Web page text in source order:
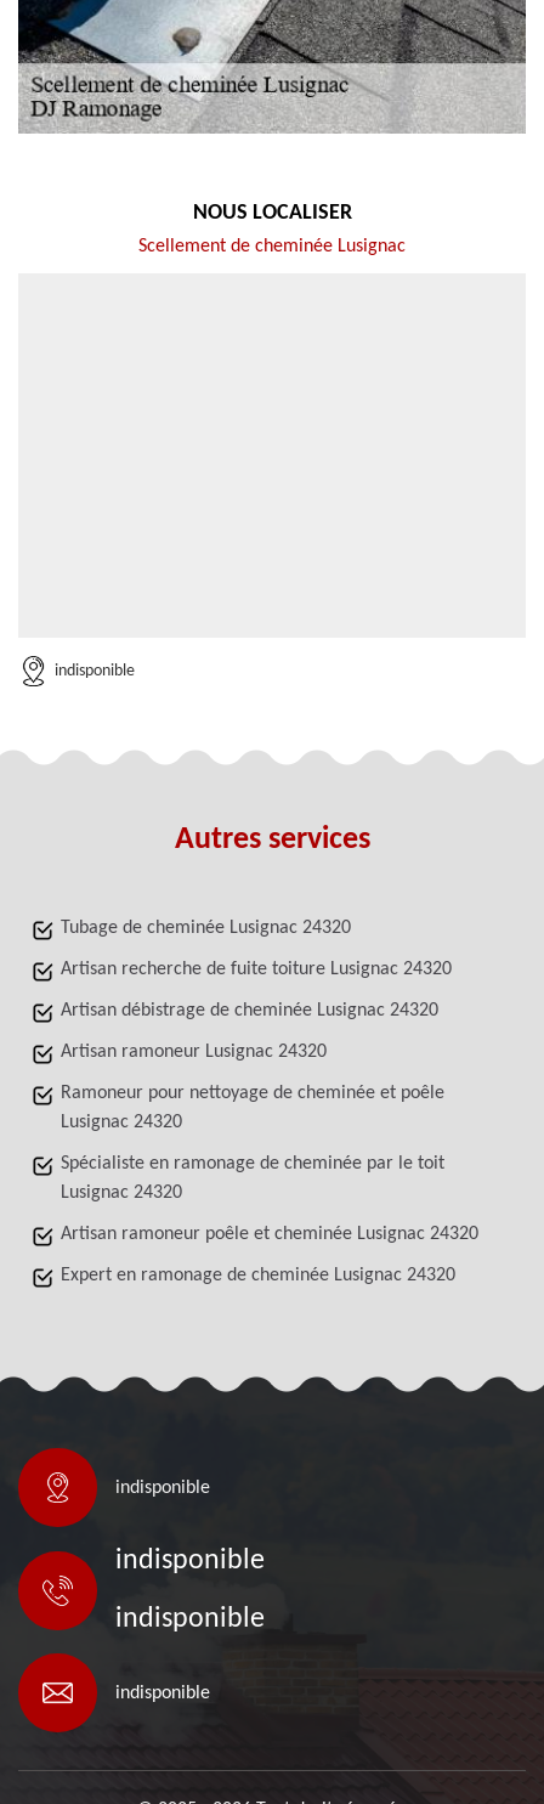
NOUS LOCALISER
Scellement de cheminée Lusignac
indisponible
Autres services
Tubage de cheminée Lusignac 24320
Artisan recherche de fuite toiture Lusignac 24320
Artisan débistrage de cheminée Lusignac 24320
Artisan ramoneur Lusignac 24320
Ramoneur pour nettoyage de cheminée et poêle
Lusignac 24320
Spécialiste en ramonage de cheminée par le toit
Lusignac 24320
Artisan ramoneur poêle et cheminée Lusignac 24320
Expert en ramonage de cheminée Lusignac 24320
indisponible
indisponible
indisponible
indisponible